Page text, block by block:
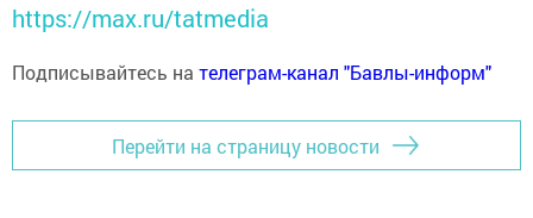
https://max.ru/tatmedia
Подписывайтесь на телеграм-канал "Бавлы-информ"
Перейти на страницу новости